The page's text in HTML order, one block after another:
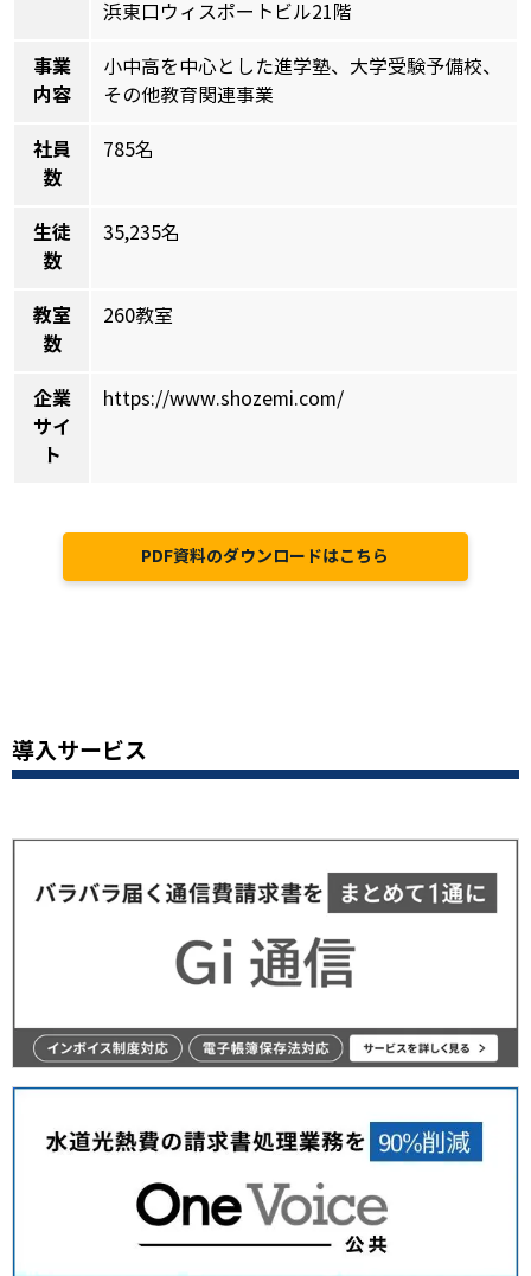
浜東口ウィスポートビル21階
事業
内容
小中高を中心とした進学塾、大学受験予備校、
その他教育関連事業
社員
数
785名
生徒
数
35,235名
教室
数
260教室
企業
サイ
ト
https://www.shozemi.com/
PDF資料のダウンロードはこちら
導入サービス